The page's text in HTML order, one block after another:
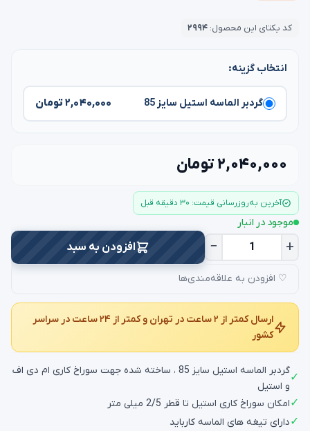
کد یکتای این محصول: ۲۹۹۴
انتخاب گزینه:
گردبر الماسه استیل سایز 85 ۲,۰۴۰,۰۰۰ تومان
۲,۰۴۰,۰۰۰ تومان
آخرین به‌روزرسانی قیمت: ۳۰ دقیقه قبل
موجود در انبار
− + افزودن به سبد
♡ افزودن به علاقه‌مندی‌ها
ارسال کمتر از ۲ ساعت در تهران و کمتر از ۲۴ ساعت در سراسر
کشور
✓
گردبر الماسه استیل سایز 85 ، ساخته شده جهت سوراخ کاری ام دی اف
و استیل
✓امکان سوراخ کاری استیل تا قطر 2/5 میلی متر
✓دارای تیغه های الماسه کارباید